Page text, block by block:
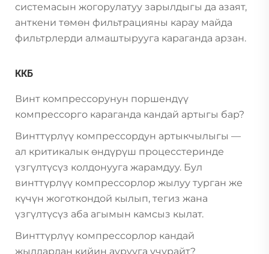
системасын жогорулатуу зарылдыгы да азаят,
анткени төмөн фильтрацияны карау майда
фильтрлерди алмаштырууга караганда арзан.
ККБ
Винт компрессорунун поршендүү
компрессорго караганда кандай артыгы бар?
Винттүрлүү компрессордун артыкчылыгы —
ал критикалык өндүрүш процесстеринде
үзгүлтүсүз колдонууга жарамдуу. Бул
винттүрлүү компрессорлор жылуу турган же
күчүн жоготкондой кылып, тегиз жана
үзгүлтүсүз аба агымын камсыз кылат.
Винттүрлүү компрессорлор кандай
жылдардан кийин аурууга учурайт?